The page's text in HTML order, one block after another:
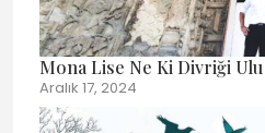
Mona Lise Ne Ki Divriği Ulu
Aralık 17, 2024